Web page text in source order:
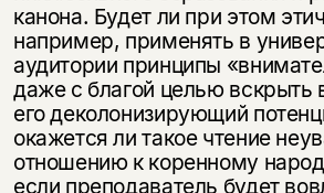
канона. Будет ли при этом
например, применять в
аудитории принципы
даже с благой целью вскрыть
его деколонизирующий
окажется ли такое чтение
отношению к коренному
если преподаватель будет